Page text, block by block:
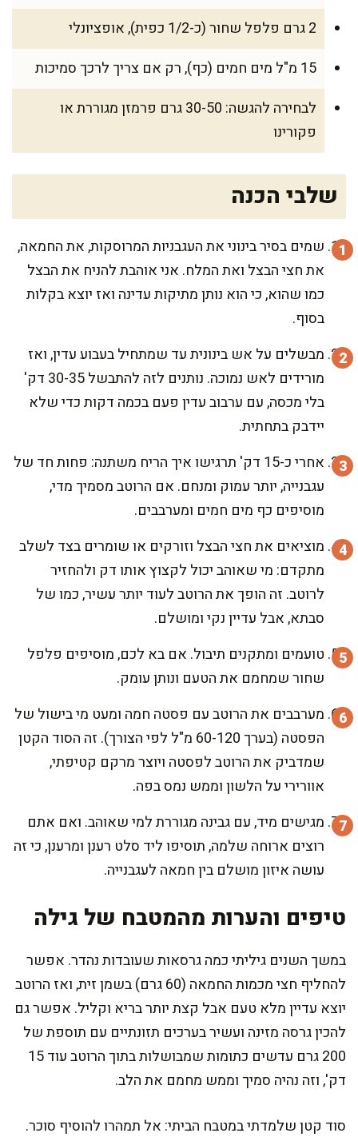
2 גרם פלפל שחור (כ-1/2 כפית), אופציונלי
15 מ"ל מים חמים (כף), רק אם צריך לרכך סמיכות
לבחירה להגשה: 30-50 גרם פרמזן מגוררת או
פקורינו
שלבי הכנה
שמים בסיר בינוני את העגבניות המרוסקות, את החמאה,
את חצי הבצל ואת המלח. אני אוהבת להניח את הבצל
כמו שהוא, כי הוא נותן מתיקות עדינה ואז יוצא בקלות
בסוף.
מבשלים על אש בינונית עד שמתחיל בעבוע עדין, ואז
מורידים לאש נמוכה. נותנים לזה להתבשל 30-35 דק'
בלי מכסה, עם ערבוב עדין פעם בכמה דקות כדי שלא
יידבק בתחתית.
אחרי כ-15 דק' תרגישו איך הריח משתנה: פחות חד של
עגבנייה, יותר עמוק ומנחם. אם הרוטב מסמיך מדי,
מוסיפים כף מים חמים ומערבבים.
מוציאים את חצי הבצל וזורקים או שומרים בצד לשלב
מתקדם: מי שאוהב יכול לקצוץ אותו דק ולהחזיר
לרוטב. זה הופך את הרוטב לעוד יותר עשיר, כמו של
סבתא, אבל עדיין נקי ומושלם.
טועמים ומתקנים תיבול. אם בא לכם, מוסיפים פלפל
שחור שמחמם את הטעם ונותן עומק.
מערבבים את הרוטב עם פסטה חמה ומעט מי בישול של
הפסטה (בערך 60-120 מ"ל לפי הצורך). זה הסוד הקטן
שמדביק את הרוטב לפסטה ויוצר מרקם קטיפתי,
אוורירי על הלשון וממש נמס בפה.
מגישים מיד, עם גבינה מגוררת למי שאוהב. ואם אתם
רוצים ארוחה שלמה, תוסיפו ליד סלט רענן ומרענן, כי זה
עושה איזון מושלם בין חמאה לעגבנייה.
טיפים והערות מהמטבח של גילה
במשך השנים גיליתי כמה גרסאות שעובדות נהדר. אפשר
להחליף חצי מכמות החמאה (60 גרם) בשמן זית, ואז הרוטב
יוצא עדיין מלא טעם אבל קצת יותר בריא וקליל. אפשר גם
להכין גרסה מזינה ועשיר בערכים תזונתיים עם תוספת של
200 גרם עדשים כתומות שמבושלות בתוך הרוטב עוד 15
דק', וזה נהיה סמיך וממש מחמם את הלב.
סוד קטן שלמדתי במטבח הביתי: אל תמהרו להוסיף סוכר.